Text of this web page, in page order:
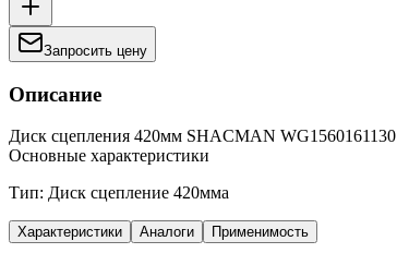
Запросить цену
Описание
Диск сцепления 420мм SHACMAN WG1560161130
Основные характеристики
Тип: Диск сцепление 420мма
Характеристики Аналоги Применимость